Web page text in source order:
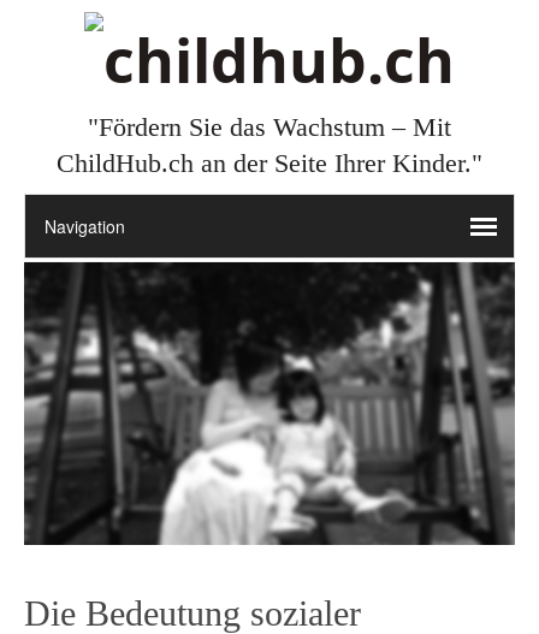
"Fördern Sie das Wachstum – Mit
ChildHub.ch an der Seite Ihrer Kinder."
Die Bedeutung sozialer